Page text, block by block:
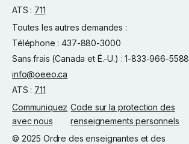
ATS : 711
Toutes les autres demandes :
Téléphone : 437-880-3000
Sans frais (Canada et É.-U.) : 1-833-966-5588
info@oeeo.ca
ATS : 711
Communiquez
avec nous
Code sur la protection des
renseignements personnels
© 2025 Ordre des enseignantes et des